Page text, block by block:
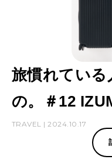
旅慣れている
の。＃12
TRAVEL | 2024.10.17